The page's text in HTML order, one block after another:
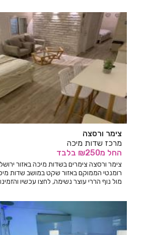
צימר ורסצה
מרכז שדות מיכה
החל מ₪250 בלבד
צימר ורסצה צימרים בשדות מיכה באזור
רומנטי הממוקם באזור שקט במושב שדות
מול נוף הררי עוצר נשימה, לחצו עכשיו